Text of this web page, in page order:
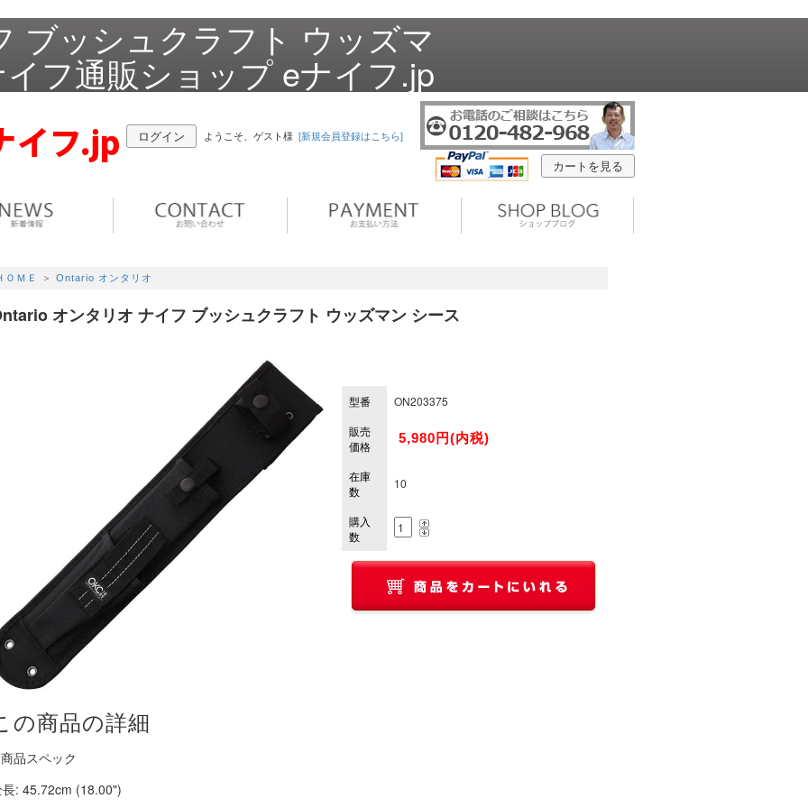
ブッシュクラフト ウッズマ
フ通販ショップ eナイフ.jp
カートを見る
ログイン ようこそ、ゲスト様 [新規会員登録はこちら]
ＯＭＥ ＞ Ontario オンタリオ
オンタリオ ナイフ ブッシュクラフト ウッズマン シース
型番
ON203375
販売
価格
5,980円(内税)
在庫
数
10
購入
数
の商品の詳細
品スペック
: 45.72cm (18.00")